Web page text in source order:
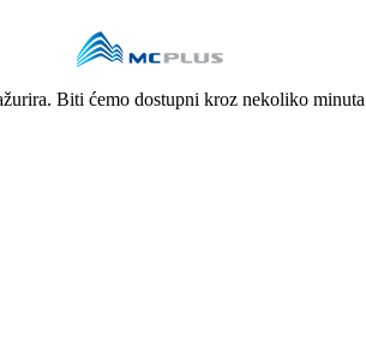
Biti ćemo dostupni kroz nekoliko minuta